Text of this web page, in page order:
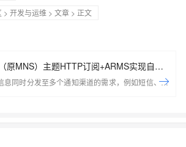
> 开发与运维 > 文章 > 正文
原MNS）主题HTTP订阅+ARMS实现自定
息同时分发至多个通知渠道的需求，例如短信、电